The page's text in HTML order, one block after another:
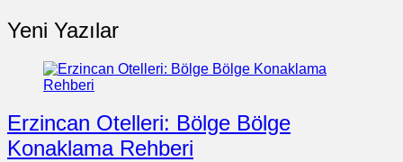
Yeni Yazılar
Erzincan Otelleri: Bölge Bölge
Konaklama Rehberi